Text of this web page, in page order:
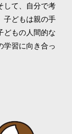
して、自分で考
子どもは親の手
どもの人間的な
学習に向き合っ